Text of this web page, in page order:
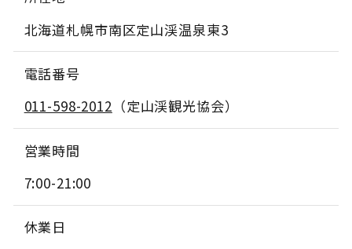
北海道札幌市南区定山渓温泉東3
電話番号
011-598-2012 （定山渓観光協会）
営業時間
7:00-21:00
休業日